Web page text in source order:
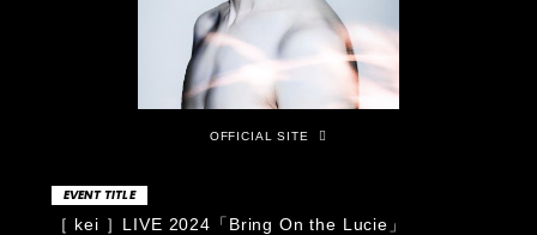
OFFICIAL SITE
EVENT TITLE
［ kei ］LIVE 2024「Bring On the Lucie」